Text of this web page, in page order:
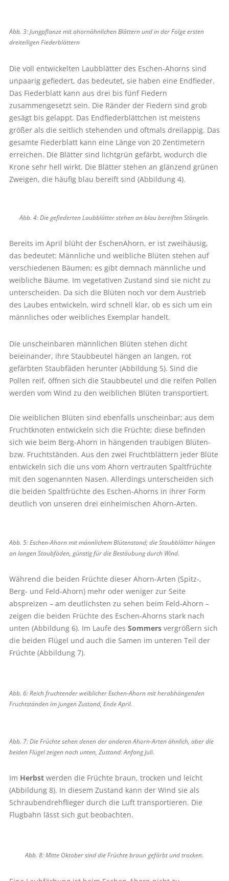
Abb. 3: Jungpflanze mit ahornähnlichen Blättern und in der Folge ersten
dreiteiligen Fiederblättern
Die voll entwickelten Laubblätter des Eschen-Ahorns sind
unpaarig gefiedert, das bedeutet, sie haben eine Endfieder.
Das Fiederblatt kann aus drei bis fünf Fiedern
zusammengesetzt sein. Die Ränder der Fiedern sind grob
gesägt bis gelappt. Das Endfiederblättchen ist meistens
größer als die seitlich stehenden und oftmals dreilappig. Das
gesamte Fiederblatt kann eine Länge von 20 Zentimetern
erreichen. Die Blätter sind lichtgrün gefärbt, wodurch die
Krone sehr hell wirkt. Die Blätter stehen an glänzend grünen
Zweigen, die häufig blau bereift sind (Abbildung 4).
Abb. 4: Die gefiederten Laubblätter stehen an blau bereiften Stängeln.
Bereits im April blüht der EschenAhorn, er ist zweihäusig,
das bedeutet: Männliche und weibliche Blüten stehen auf
verschiedenen Bäumen; es gibt demnach männliche und
weibliche Bäume. Im vegetativen Zustand sind sie nicht zu
unterscheiden. Da sich die Blüten noch vor dem Austrieb
des Laubes entwickeln, wird schnell klar, ob es sich um ein
männliches oder weibliches Exemplar handelt.
Die unscheinbaren männlichen Blüten stehen dicht
beieinander, ihre Staubbeutel hängen an langen, rot
gefärbten Staubfäden herunter (Abbildung 5). Sind die
Pollen reif, öffnen sich die Staubbeutel und die reifen Pollen
werden vom Wind zu den weiblichen Blüten transportiert.
Die weiblichen Blüten sind ebenfalls unscheinbar; aus dem
Fruchtknoten entwickeln sich die Früchte; diese befinden
sich wie beim Berg-Ahorn in hängenden traubigen Blüten-
bzw. Fruchtständen. Aus den zwei Fruchtblättern jeder Blüte
entwickeln sich die uns vom Ahorn vertrauten Spaltfrüchte
mit den sogenannten Nasen. Allerdings unterscheiden sich
die beiden Spaltfrüchte des Eschen-Ahorns in ihrer Form
deutlich von unseren drei einheimischen Ahorn-Arten.
Abb. 5: Eschen-Ahorn mit männlichem Blütenstand; die Staubblätter hängen
an langen Staubfäden, günstig für die Bestäubung durch Wind.
Während die beiden Früchte dieser Ahorn-Arten (Spitz-,
Berg- und Feld-Ahorn) mehr oder weniger zur Seite
abspreizen – am deutlichsten zu sehen beim Feld-Ahorn –
zeigen die beiden Früchte des Eschen-Ahorns stark nach
unten (Abbildung 6). Im Laufe des Sommers vergrößern sich
die beiden Flügel und auch die Samen im unteren Teil der
Früchte (Abbildung 7).
Abb. 6: Reich fruchtender weiblicher Eschen-Ahorn mit herabhängenden
Fruchtständen im jungen Zustand, Ende April.
Abb. 7: Die Früchte sehen denen der anderen Ahorn-Arten ähnlich, aber die
beiden Flügel zeigen nach unten, Zustand: Anfang Juli.
Im Herbstwerden die Früchte braun, trocken und leicht
(Abbildung 8). In diesem Zustand kann der Wind sie als
Schraubendrehflieger durch die Luft transportieren. Die
Flugbahn lässt sich gut beobachten.
Abb. 8: Mitte Oktober sind die Früchte braun gefärbt und trocken.